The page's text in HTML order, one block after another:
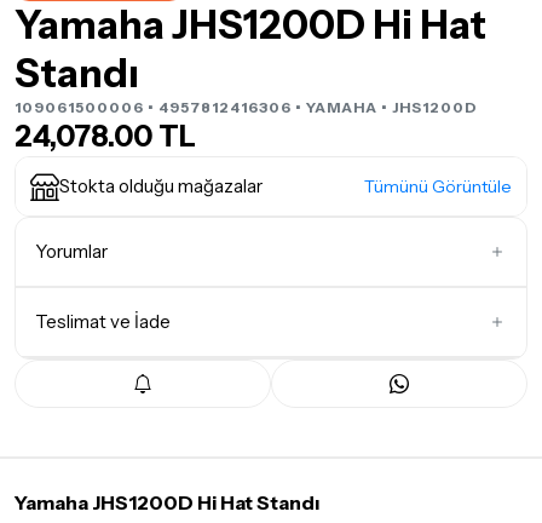
Yamaha JHS1200D Hi Hat
Standı
109061500006 • 4957812416306 • YAMAHA • JHS1200D
24,078.00 TL
Stokta olduğu mağazalar Tümünü Görüntüle
Yorumlar
Teslimat ve İade
Teslimat Koşulları
tatil günlerinde teslimat yapılamamaktadır.
Yamaha JHS1200D Hi Hat Standı